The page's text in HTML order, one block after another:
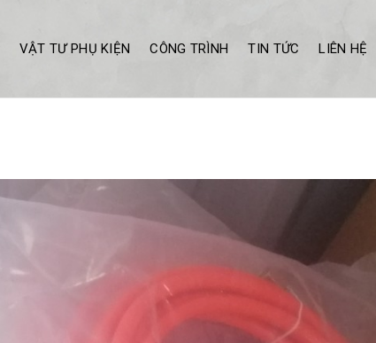
VẬT TƯ PHỤ KIỆN CÔNG TRÌNH TIN TỨC LIÊN HỆ